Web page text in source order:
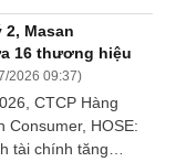
là quý thứ 4 liên
lợi nhuận.
Masan
16 thương hiệu
2026 09:37)
CTCP Hàng
Consumer, HOSE:
tài chính tăng